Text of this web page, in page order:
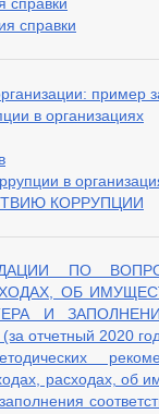
справки
пример
в организациях
в
КОРРУПЦИИ
ПО
ОБ
И
отчетный 2020
расходах, об